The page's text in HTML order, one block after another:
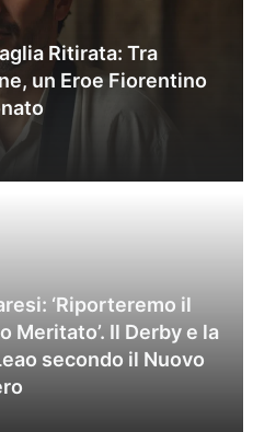
Ritirata: Tra
un Eroe Fiorentino
‘Riporteremo il
Meritato’. Il Derby e la
secondo il Nuovo